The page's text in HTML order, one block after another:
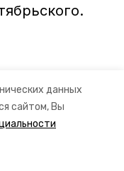
данных
сайтом, Вы